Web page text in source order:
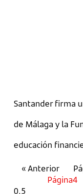
Santander firma
de Málaga y la
educación
« Anterior
Página4